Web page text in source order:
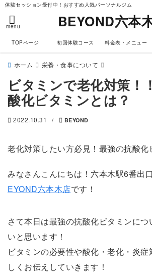
体験セッション受付中！おすすめ人気パーソナルジム
menu BEYOND六本
TOPページ 初回体験コース 料金表・メニュー
ホーム 栄養・食事について
ビタミンで老化対策！
酸化ビタミンとは？
2022.10.31 / BEYOND
老化対策したい方必見！最強の抗酸化
みなさんこんにちは！六本木駅6番出
EYOND六本木店です！
さて本日は最強の抗酸化ビタミンにつ
いと思います！
ビタミンの必要性や酸化・老化・炎
しくお伝えしていきます！